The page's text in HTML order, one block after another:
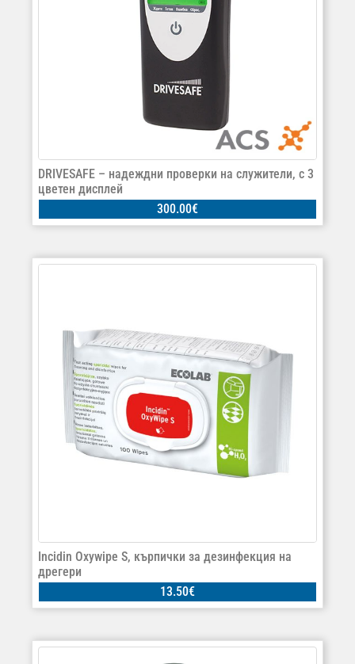
DRIVESAFE – надеждни проверки на служители, с 3
цветен дисплей
300.00€
Incidin Oxywipe S, кърпички за дезинфекция на
дрегери
13.50€